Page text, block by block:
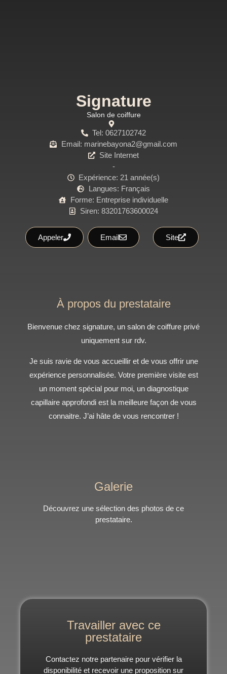
Signature
Salon de coiffure
Tel: 0627102742
Email: marinebayona2@gmail.com
Site Internet
-
Expérience: 21 année(s)
Langues: Français
Forme: Entreprise individuelle
Siren: 83201763600024
Appeler Email Site
À propos du prestataire
Bienvenue chez signature, un salon de coiffure privé
uniquement sur rdv.
Je suis ravie de vous accueillir et de vous offrir une
expérience personnalisée. Votre première visite est
un moment spécial pour moi, un diagnostique
capillaire approfondi est la meilleure façon de vous
connaitre. J’ai hâte de vous rencontrer !
Galerie
Découvrez une sélection des photos de ce
prestataire.
Travailler avec ce
prestataire
Contactez notre partenaire pour vérifier la
disponibilité et recevoir une proposition sur